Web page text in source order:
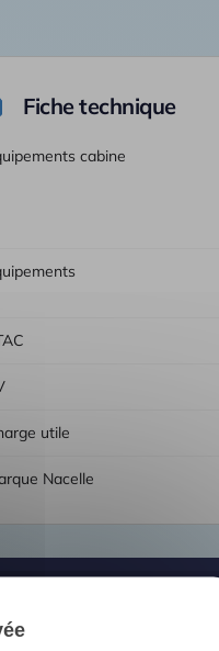
Fiche technique
cabine
utile
Nacelle